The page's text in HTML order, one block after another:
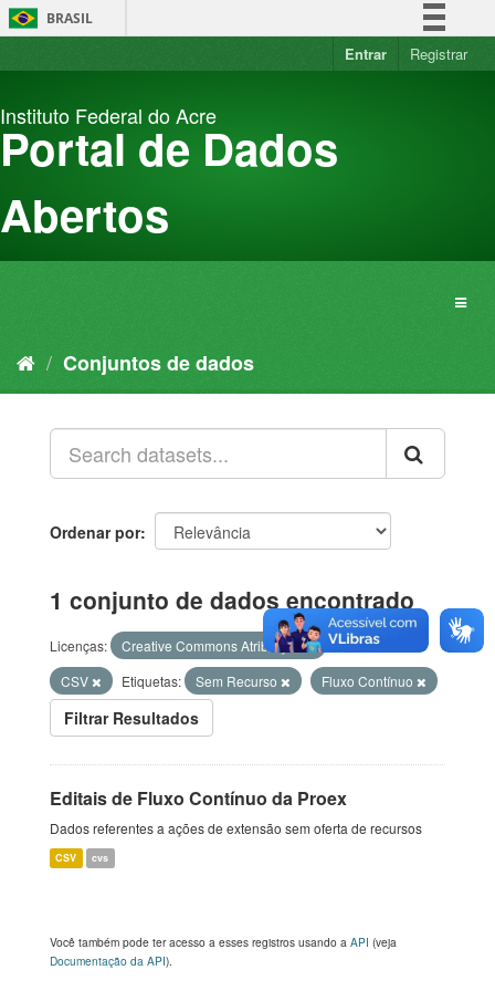
Pular
para
BRASIL
Simplifique!
Acesso à informação
Entrar Registrar
Instituto Federal do Acre
Portal de Dados
Abertos
Conjuntos de dados
Ordenar por
1 conjunto de dados encontrado
Licenças: Creative Commons Atribuição
Formatos:
CSV
Etiquetas: Sem Recurso Fluxo Contínuo
Filtrar Resultados
Editais de Fluxo Contínuo da Proex
Dados referentes a ações de extensão sem oferta de recursos
CSV cvs
Você também pode ter acesso a esses registros usando a API (veja
Documentação da API).